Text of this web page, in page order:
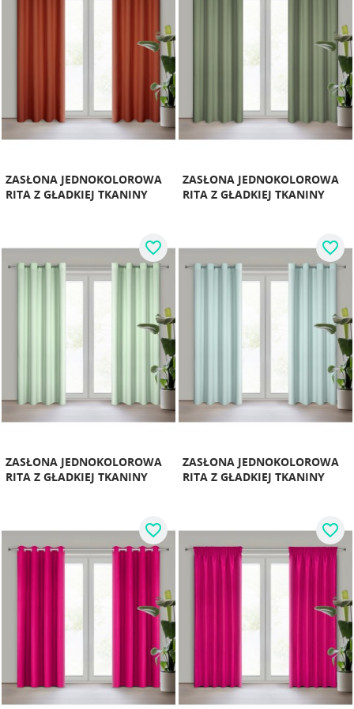
ZASŁONA JEDNOKOLOROWA
RITA Z GŁADKIEJ TKANINY
ZASŁONA JEDNOKOLOROWA
RITA Z GŁADKIEJ TKANINY
ZASŁONA JEDNOKOLOROWA
RITA Z GŁADKIEJ TKANINY
favorite_border
ZASŁONA JEDNOKOLOROWA
RITA Z GŁADKIEJ TKANINY
favorite_border
favorite_border favorite_border